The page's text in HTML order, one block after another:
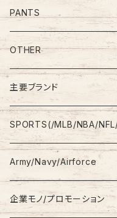
Tee
S/L Tee
Polo Shirt
Shirt
L/S
S/S
Sweatshirt
Hoodie
Fleece
PANTS
Jeans/Denim
Work Pants
Shorts
OTHER
主要ブランド
adidas
Champion
Carhartt
SPORTS(/MLB/NBA/
Army/Navy/Airforce
企業モノ/プロモーション